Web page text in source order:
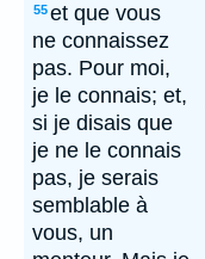
55et que vous
ne connaissez
pas. Pour moi,
je le connais; et,
si je disais que
je ne le connais
pas, je serais
semblable à
vous, un